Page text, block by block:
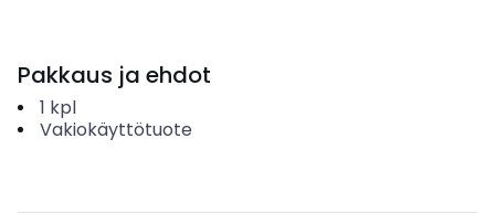
Pakkaus ja ehdot
1 kpl
Vakiokäyttötuote